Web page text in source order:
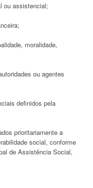
ou assistencial;
moralidade,
ou agentes
definidos pela
prioritariamente a
social, conforme
de Assistência Social,